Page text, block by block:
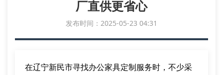
厂直供更省心
发布时间：2025-05-23 04:31
在辽宁新民市寻找办公家具定制服务时，不少采